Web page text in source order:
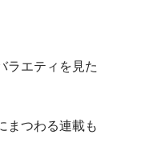
ラエティを見た
まつわる連載も